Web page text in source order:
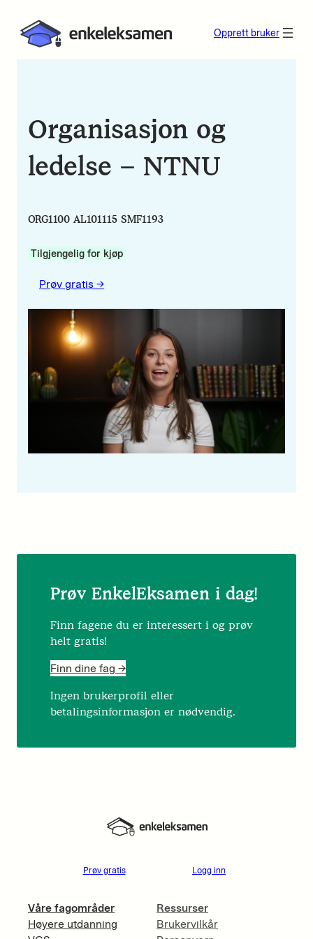
Opprett bruker
Organisasjon og
ledelse – NTNU
ORG1100 AL101115 SMF1193
Tilgjengelig for kjøp
Prøv gratis ->
Prøv EnkelEksamen i dag!
Finn fagene du er interessert i og prøv
helt gratis!
Finn dine fag ->
Ingen brukerprofil eller
betalingsinformasjon er nødvendig.
Prøv gratis Logg inn
Våre fagområder
Høyere utdanning
Ressurser
Brukervilkår